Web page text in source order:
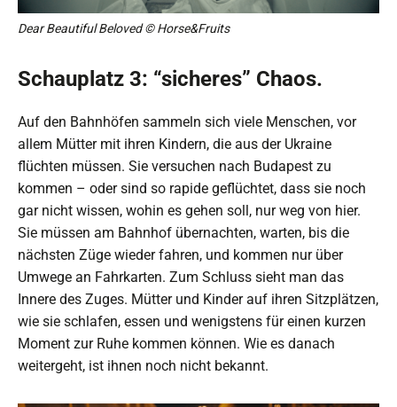
Dear Beautiful Beloved © Horse&Fruits
Schauplatz 3: “sicheres” Chaos.
Auf den Bahnhöfen sammeln sich viele Menschen, vor
allem Mütter mit ihren Kindern, die aus der Ukraine
flüchten müssen. Sie versuchen nach Budapest zu
kommen – oder sind so rapide geflüchtet, dass sie noch
gar nicht wissen, wohin es gehen soll, nur weg von hier.
Sie müssen am Bahnhof übernachten, warten, bis die
nächsten Züge wieder fahren, und kommen nur über
Umwege an Fahrkarten. Zum Schluss sieht man das
Innere des Zuges. Mütter und Kinder auf ihren Sitzplätzen,
wie sie schlafen, essen und wenigstens für einen kurzen
Moment zur Ruhe kommen können. Wie es danach
weitergeht, ist ihnen noch nicht bekannt.